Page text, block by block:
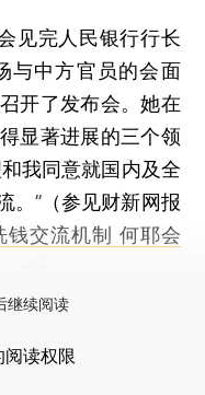
完人民银行行长
与中方官员的会面
开了发布会。她在
显著进展的三个领
我同意就国内及全
。”（参见财新网报
钱交流机制 何耶会
继续阅读
阅读权限